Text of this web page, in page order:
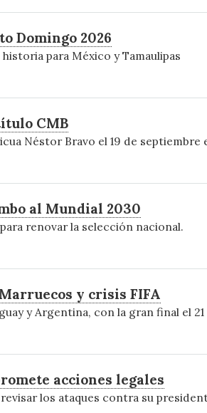
Domingo 2026
para México y Tamaulipas
CMB
Néstor Bravo el 19 de septiembre
al Mundial 2030
renovar la selección nacional.
y crisis FIFA
y Argentina, con la gran final el
acciones legales
los ataques contra su